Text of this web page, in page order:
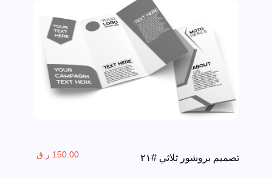
تصميم بروشور ثلاثي #٢١ 150.00 ر.ق